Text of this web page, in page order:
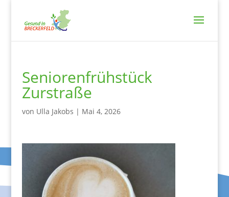
Seniorenfrühstück
Zurstraße
von Ulla Jakobs | Mai 4, 2026